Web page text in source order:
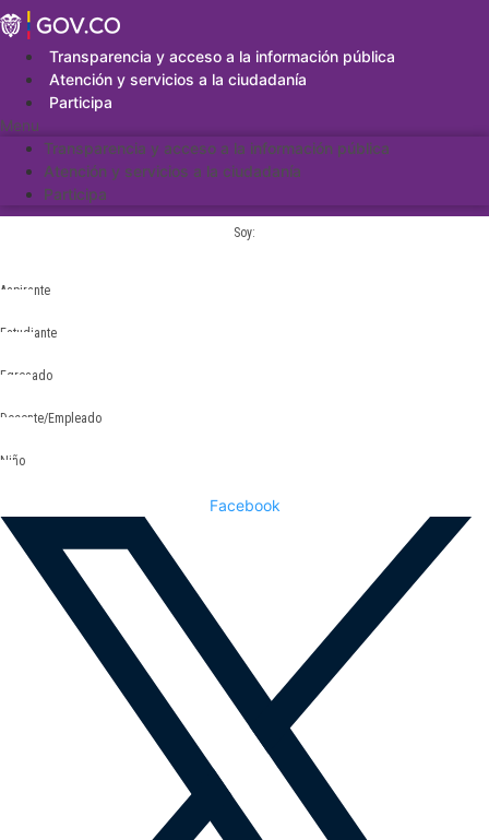
Saltar
al
contenidoTransparencia y acceso a la información pública
Atención y servicios a la ciudadanía
Participa
Menu
Transparencia y acceso a la información pública
Atención y servicios a la ciudadanía
Participa
Soy:
Aspirante
Estudiante
Egresado
Docente/Empleado
Niño
Facebook